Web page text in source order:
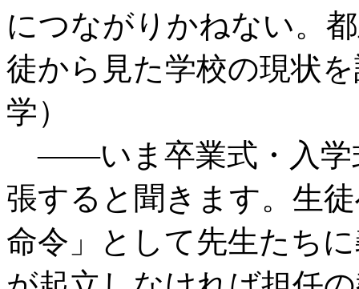
につながりかねない。
徒から見た学校の現状
学）
――いま卒業式・入学
張すると聞きます。生
命令」として先生たち